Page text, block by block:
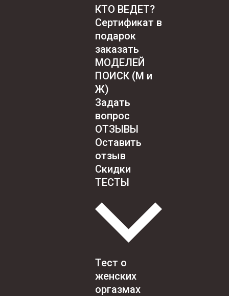
КТО ВЕДЕТ?
Сертификат в
подарок
заказать
МОДЕЛЕЙ
ПОИСК (М и
Ж)
Задать
вопрос
ОТЗЫВЫ
Оставить
отзыв
Скидки
ТЕСТЫ
Тест о
женских
оргазмах